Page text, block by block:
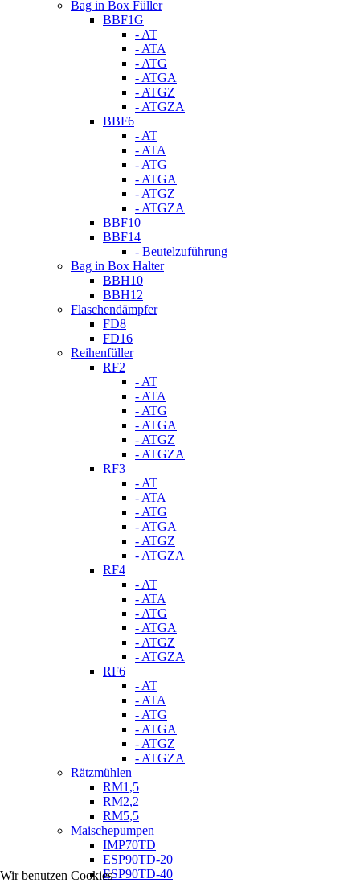
Bag in Box Füller
BBF1G
- AT
- ATA
- ATG
- ATGA
- ATGZ
- ATGZA
BBF6
- AT
- ATA
- ATG
- ATGA
- ATGZ
- ATGZA
BBF10
BBF14
- Beutelzuführung
Bag in Box Halter
BBH10
BBH12
Flaschendämpfer
FD8
FD16
Reihenfüller
RF2
- AT
- ATA
- ATG
- ATGA
- ATGZ
- ATGZA
RF3
- AT
- ATA
- ATG
- ATGA
- ATGZ
- ATGZA
RF4
- AT
- ATA
- ATG
- ATGA
- ATGZ
- ATGZA
RF6
- AT
- ATA
- ATG
- ATGA
- ATGZ
- ATGZA
Rätzmühlen
RM1,5
RM2,2
RM5,5
Maischepumpen
IMP70TD
ESP90TD-20
ESP90TD-40
Wir benutzen Cookies